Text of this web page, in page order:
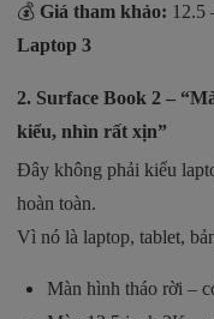
💰 Giá tham khảo: 12.5
Laptop 3
2. Surface Book 2 –
kiểu, nhìn rất xịn”
Đây không phải kiểu
hoàn toàn.
Vì nó là laptop, tablet,
Màn hình tháo rời –